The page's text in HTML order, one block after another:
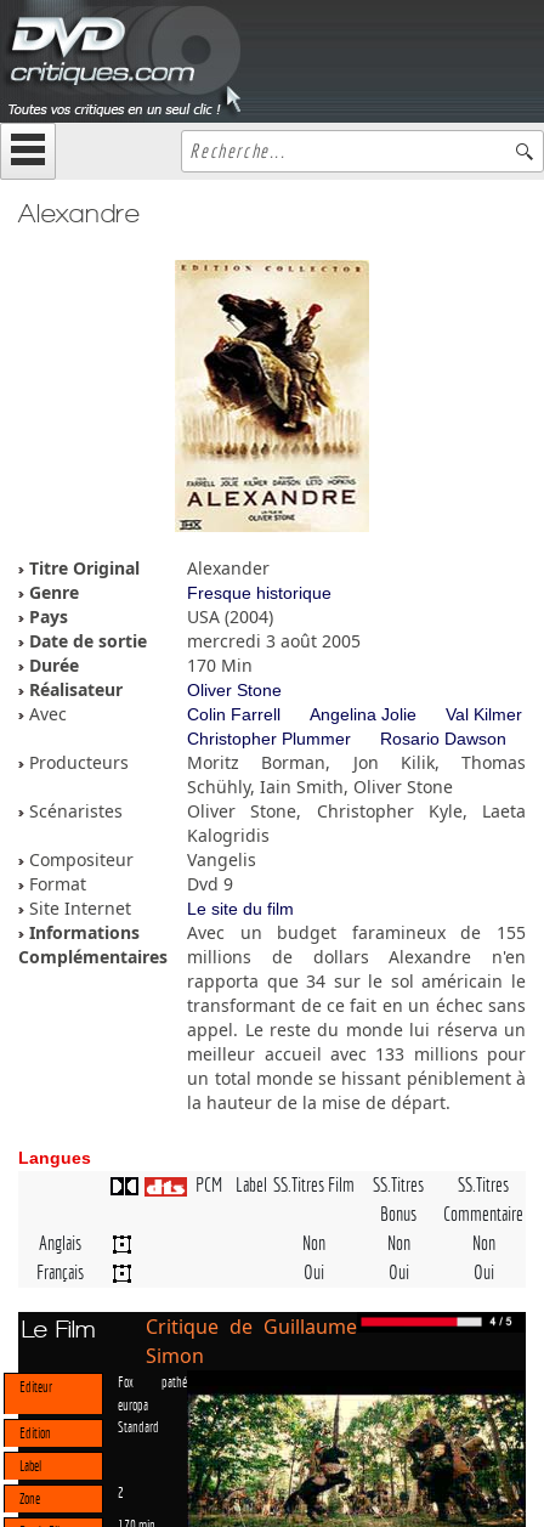
Alexandre
Titre Original
Alexander
Genre
Fresque historique
Pays
USA (2004)
Date de sortie
mercredi 3 août 2005
Durée
170 Min
Réalisateur
Oliver Stone
Avec Colin Farrell Angelina Jolie
Val Kilmer
Christopher Plummer
Rosario Dawson
Producteurs
Moritz Borman, Jon Kilik, Thomas
Schühly, Iain Smith, Oliver Stone
Scénaristes
Oliver Stone, Christopher Kyle, Laeta
Kalogridis
Compositeur
Vangelis
Format
Dvd 9
Site Internet
Le site du film
Informations
Complémentaires
Avec un budget faramineux de 155
millions de dollars Alexandre n'en
rapporta que 34 sur le sol américain le
transformant de ce fait en un échec sans
appel. Le reste du monde lui réserva un
meilleur accueil avec 133 millions pour
un total monde se hissant péniblement à
la hauteur de la mise de départ.
Langues
PCM Label SS.Titres Film
SS.Titres
Bonus
SS.Titres
Commentaire
Anglais
Non Non
Non
Français
Oui Oui Oui
Le Film
Critique de Guillaume
Simon
Editeur
Fox pathé
europa
Edition
Standard
Label
Zone
2